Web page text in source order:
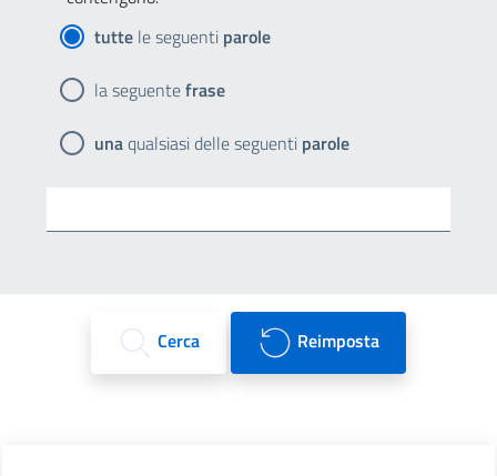
tutte le seguenti parole
la seguentefrase
unaqualsiasi delle seguenti parole
Cerca Reimposta